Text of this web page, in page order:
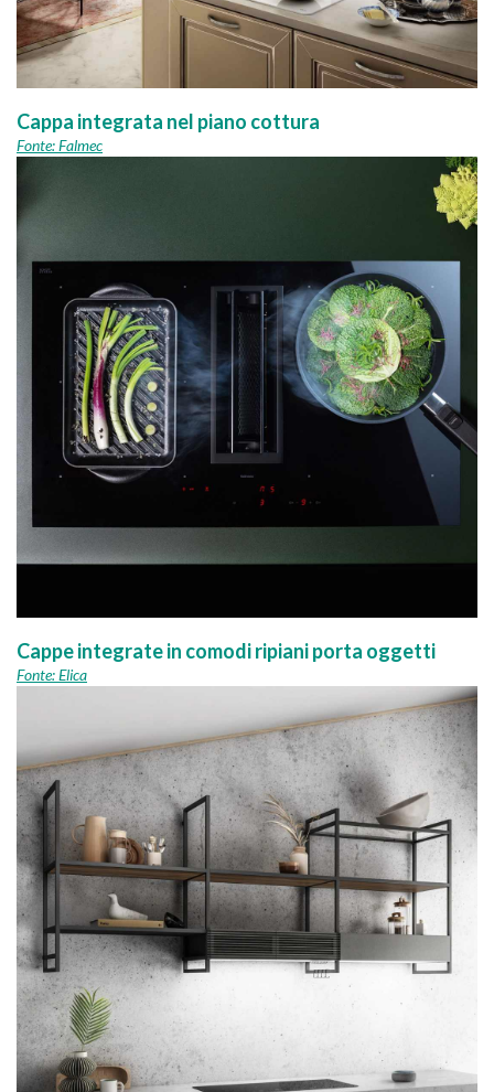
Cappa integrata nel piano cottura
Fonte: Falmec
Cappe integrate in comodi ripiani porta oggetti
Fonte: Elica